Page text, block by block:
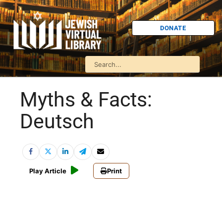
DONATE
Myths & Facts:
Deutsch
Play Article Print